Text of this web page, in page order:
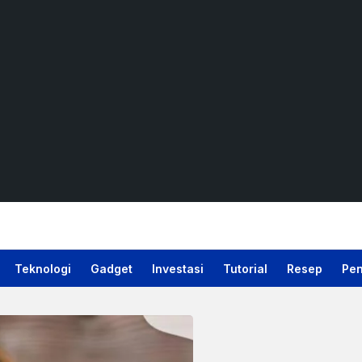
Teknologi Gadget Investasi Tutorial Resep